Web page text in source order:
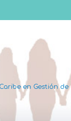
en Gestión de